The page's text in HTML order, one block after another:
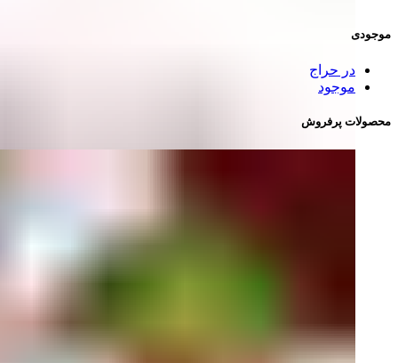
موجودی
در حراج
موجود
محصولات پرفروش